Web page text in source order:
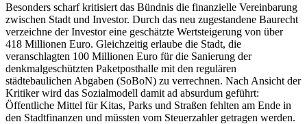
Besonders scharf kritisiert das Bündnis die finanzielle Vereinbarung
zwischen Stadt und Investor. Durch das neu zugestandene Baurecht
verzeichne der Investor eine geschätzte Wertsteigerung von über
418 Millionen Euro. Gleichzeitig erlaube die Stadt, die
veranschlagten 100 Millionen Euro für die Sanierung der
denkmalgeschützten Paketposthalle mit den regulären
städtebaulichen Abgaben (SoBoN) zu verrechnen. Nach Ansicht der
Kritiker wird das Sozialmodell damit ad absurdum geführt:
Öffentliche Mittel für Kitas, Parks und Straßen fehlten am Ende in
den Stadtfinanzen und müssten vom Steuerzahler getragen werden.